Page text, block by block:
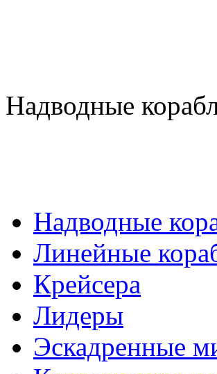
Надводные
Надводные
Линейные
Крейсера
Лидеры
Эскадренные